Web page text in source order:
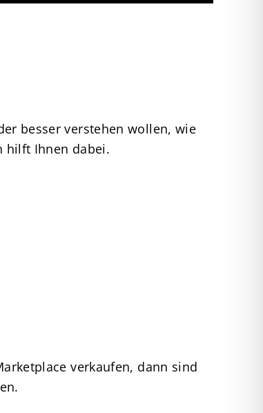
besser verstehen wollen, wie
hilft Ihnen dabei.
verkaufen, dann sind